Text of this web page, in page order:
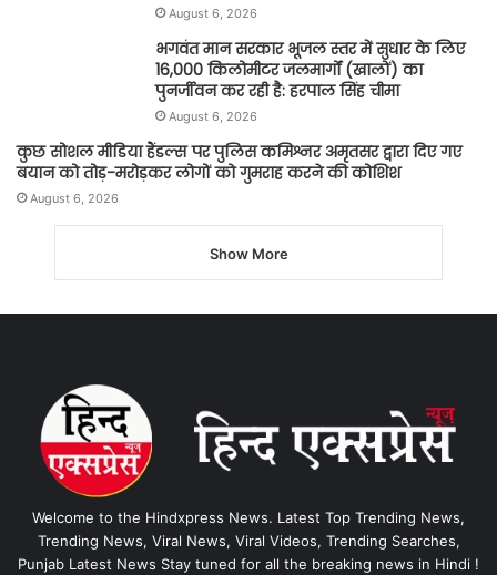
August 6, 2026
भगवंत मान सरकार भूजल स्तर में सुधार के लिए
16,000 किलोमीटर जलमार्गों (खालों) का
पुनर्जीवन कर रही है: हरपाल सिंह चीमा
August 6, 2026
कुछ सोशल मीडिया हैंडल्स पर पुलिस कमिश्नर अमृतसर द्वारा दिए गए
बयान को तोड़-मरोड़कर लोगों को गुमराह करने की कोशिश
August 6, 2026
Show More
Welcome to the Hindxpress News. Latest Top Trending News,
Trending News, Viral News, Viral Videos, Trending Searches,
Punjab Latest News Stay tuned for all the breaking news in Hindi !